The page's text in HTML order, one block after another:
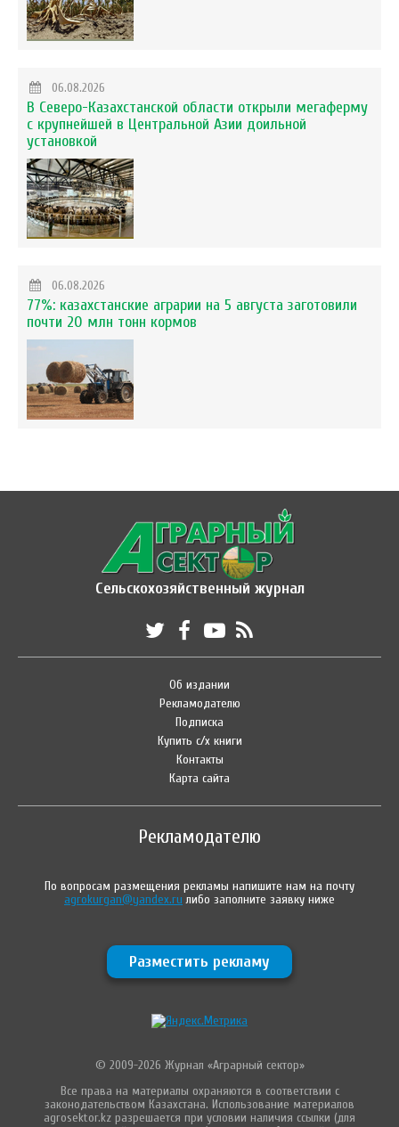
06.08.2026
В Северо-Казахстанской области открыли мегаферму
с крупнейшей в Центральной Азии доильной
установкой
06.08.2026
77%: казахстанские аграрии на 5 августа заготовили
почти 20 млн тонн кормов
Сельскохозяйственный журнал
Об издании
Рекламодателю
Подписка
Купить с/х книги
Контакты
Карта сайта
Рекламодателю
По вопросам размещения рекламы напишите нам на почту
agrokurgan@yandex.ru либо заполните заявку ниже
Разместить рекламу
© 2009-2026 Журнал «Аграрный сектор»
Все права на материалы охраняются в соответствии с
законодательством Казахстана. Использование материалов
agrosektor.kz разрешается при условии наличия ссылки (для